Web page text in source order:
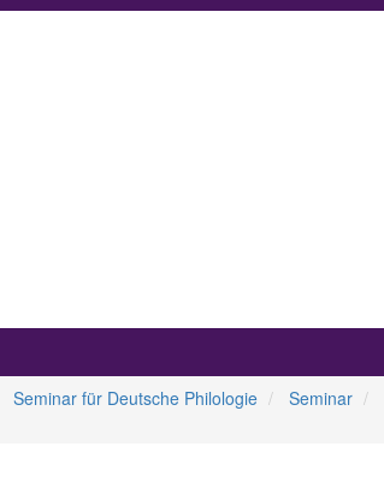
Seminar für Deutsche Philologie Seminar